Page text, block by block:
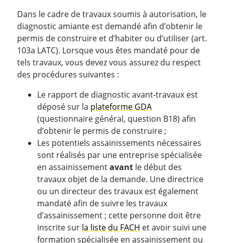
Dans le cadre de travaux soumis à autorisation, le
diagnostic amiante est demandé afin d’obtenir le
permis de construire et d’habiter ou d’utiliser (art.
103a LATC). Lorsque vous êtes mandaté pour de
tels travaux, vous devez vous assurez du respect
des procédures suivantes :
Le rapport de diagnostic avant-travaux est
déposé sur la plateforme GDA
(questionnaire général, question B18) afin
d’obtenir le permis de construire ;
Les potentiels assainissements nécessaires
sont réalisés par une entreprise spécialisée
en assainissementavant le début des
travaux objet de la demande. Une directrice
ou un directeur des travaux est également
mandaté afin de suivre les travaux
d’assainissement ; cette personne doit être
inscrite sur la liste du FACH et avoir suivi une
formation spécialisée en assainissement ou